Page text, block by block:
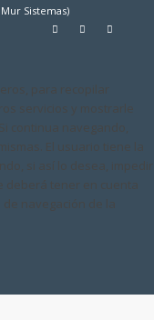
Sistemas)
para recopilar
servicios y mostrarle
continua navegando,
El usuario tiene la
si así lo desea, impedir
tener en cuenta
navegación de la